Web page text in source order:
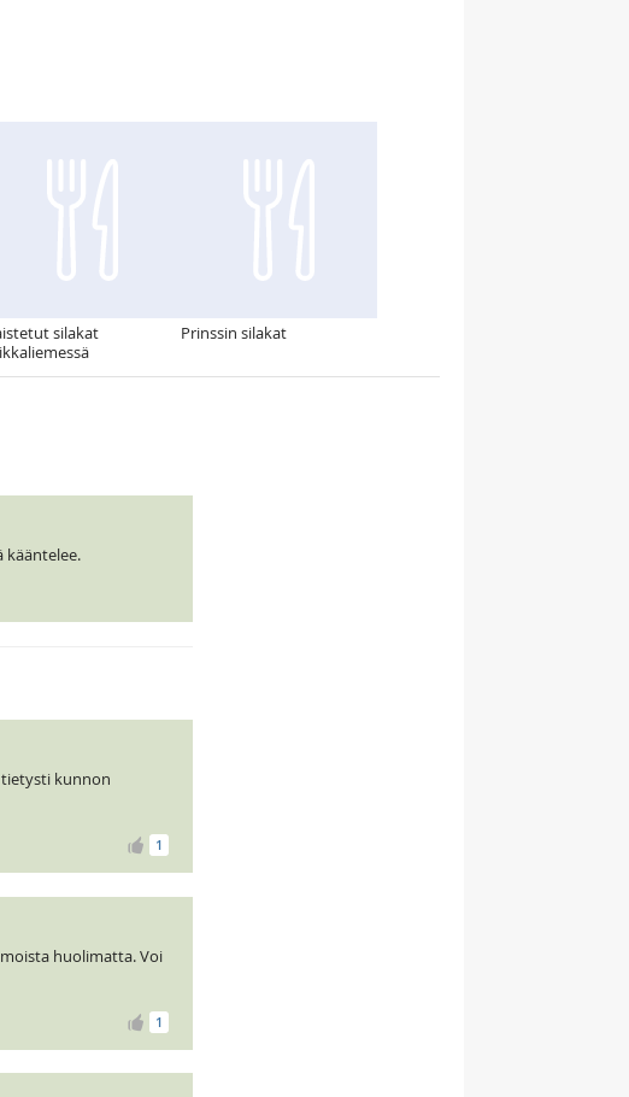
silakat
Prinssin silakat
kääntelee.
kunnon
1
huolimatta. Voi
1